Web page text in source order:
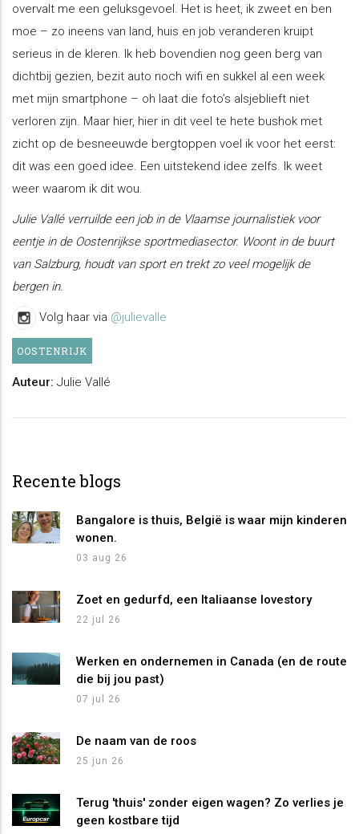
overvalt me een geluksgevoel. Het is heet, ik zweet en ben
moe – zo ineens van land, huis en job veranderen kruipt
serieus in de kleren. Ik heb bovendien nog geen berg van
dichtbij gezien, bezit auto noch wifi en sukkel al een week
met mijn smartphone – oh laat die foto’s alsjeblieft niet
verloren zijn. Maar hier, hier in dit veel te hete bushok met
zicht op de besneeuwde bergtoppen voel ik voor het eerst:
dit was een goed idee. Een uitstekend idee zelfs. Ik weet
weer waarom ik dit wou.
Julie Vallé verruilde een job in de Vlaamse journalistiek voor
eentje in de Oostenrijkse sportmediasector. Woont in de buurt
van Salzburg, houdt van sport en trekt zo veel mogelijk de
bergen in.
Volg haar via @julievalle
OOSTENRIJK
Auteur: Julie Vallé
Recente blogs
Bangalore is thuis, België is waar mijn kinderen
wonen.
03 aug 26
Zoet en gedurfd, een Italiaanse lovestory
22 jul 26
Werken en ondernemen in Canada (en de route
die bij jou past)
07 jul 26
De naam van de roos
25 jun 26
Terug 'thuis' zonder eigen wagen? Zo verlies je
geen kostbare tijd